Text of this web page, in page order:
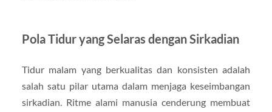
Pola Tidur yang Selaras dengan Sirkadian
Tidur malam yang berkualitas dan konsisten adalah
salah satu pilar utama dalam menjaga keseimbangan
sirkadian. Ritme alami manusia cenderung membuat